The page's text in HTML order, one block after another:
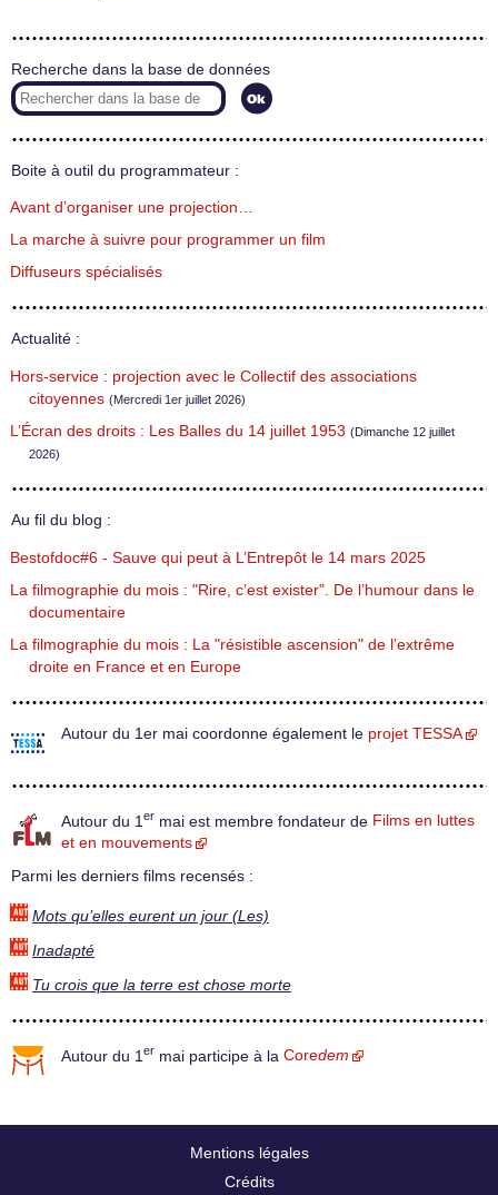
Recherche dans la base de données
Boite à outil du programmateur :
Avant d’organiser une projection…
La marche à suivre pour programmer un film
Diffuseurs spécialisés
Actualité :
Hors-service : projection avec le Collectif des associations
citoyennes (Mercredi 1er juillet 2026)
L’Écran des droits : Les Balles du 14 juillet 1953 (Dimanche 12 juillet
2026)
Au fil du blog :
Bestofdoc#6 - Sauve qui peut à L’Entrepôt le 14 mars 2025
La filmographie du mois : "Rire, c’est exister". De l’humour dans le
documentaire
La filmographie du mois : La "résistible ascension" de l’extrême
droite en France et en Europe
Autour du 1er mai coordonne également le projet TESSA
Autour du 1 er mai est membre fondateur de Films en luttes
et en mouvements
Parmi les derniers films recensés :
Mots qu’elles eurent un jour (Les)
Inadapté
Tu crois que la terre est chose morte
Autour du 1 er mai participe à la Coredem
Mentions légales
Crédits